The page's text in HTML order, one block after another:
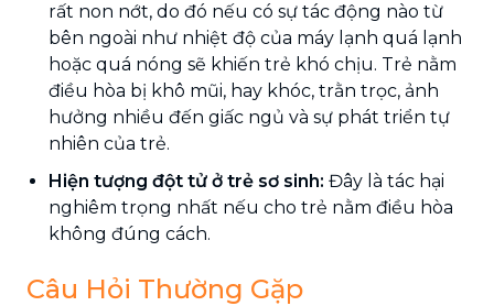
rất non nớt, do đó nếu có sự tác động nào từ
bên ngoài như nhiệt độ của máy lạnh quá lạnh
hoặc quá nóng sẽ khiến trẻ khó chịu. Trẻ nằm
điều hòa bị khô mũi, hay khóc, trằn trọc, ảnh
hưởng nhiều đến giấc ngủ và sự phát triển tự
nhiên của trẻ.
Hiện tượng đột tử ở trẻ sơ sinh: Đây là tác hại
nghiêm trọng nhất nếu cho trẻ nằm điều hòa
không đúng cách.
Câu Hỏi Thường Gặp